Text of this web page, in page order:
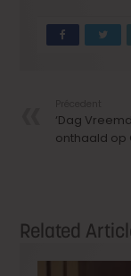
‘Dag
onthaald op
Related